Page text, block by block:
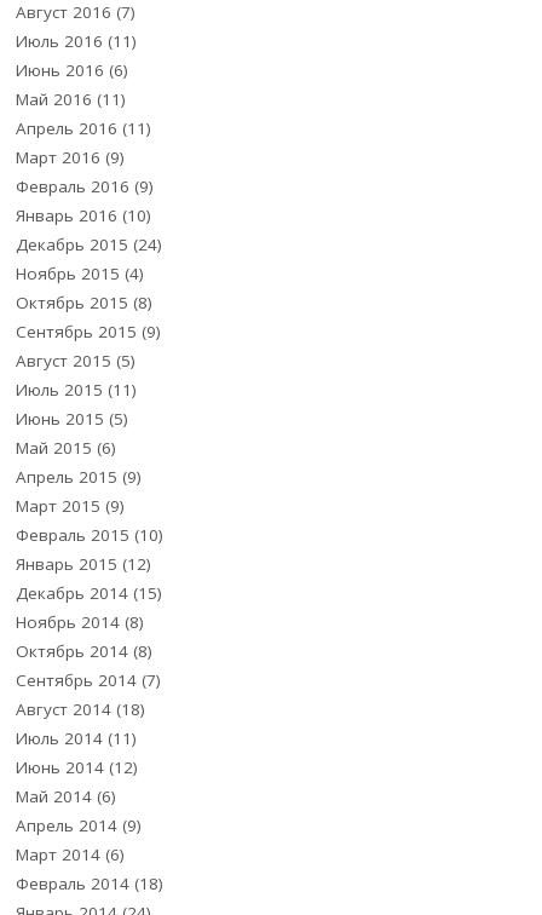
Август 2016 (7)
Июль 2016 (11)
Июнь 2016 (6)
Май 2016 (11)
Апрель 2016 (11)
Март 2016 (9)
Февраль 2016 (9)
Январь 2016 (10)
Декабрь 2015 (24)
Ноябрь 2015 (4)
Октябрь 2015 (8)
Сентябрь 2015 (9)
Август 2015 (5)
Июль 2015 (11)
Июнь 2015 (5)
Май 2015 (6)
Апрель 2015 (9)
Март 2015 (9)
Февраль 2015 (10)
Январь 2015 (12)
Декабрь 2014 (15)
Ноябрь 2014 (8)
Октябрь 2014 (8)
Сентябрь 2014 (7)
Август 2014 (18)
Июль 2014 (11)
Июнь 2014 (12)
Май 2014 (6)
Апрель 2014 (9)
Март 2014 (6)
Февраль 2014 (18)